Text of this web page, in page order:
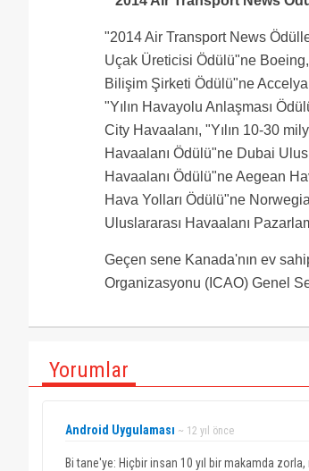
"2014 Air Transport News
Uçak Üreticisi Ödülü"ne Boeing,
Bilişim Şirketi Ödülü"ne
"Yılın Havayolu Anlaşması
City Havaalanı, "Yılın 10-30
Havaalanı Ödülü"ne Dubai
Havaalanı Ödülü"ne Aegean
Hava Yolları Ödülü"ne
Uluslararası Havaalanı
Geçen sene Kanada'nın ev
Organizasyonu (ICAO) Genel
Yorumlar
Android Uygulaması ~ 12 yıl önce
Bi tane'ye: Hiçbir insan 10 yıl bir makamda zorla,